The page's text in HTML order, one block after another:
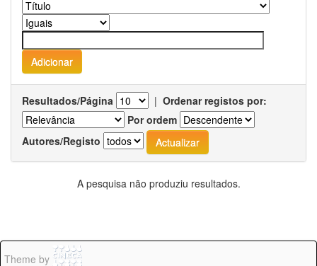
Resultados/Página | Ordenar registos por:
Por ordem
Autores/Registo
A pesquisa não produziu resultados.
Theme by